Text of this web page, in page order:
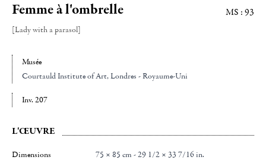
Femme à l'ombrelle
[Lady with a parasol]
MS : 93
Musée
Courtauld Institute of Art, Londres - Royaume-Uni
Inv. 207
L'ŒUVRE
Dimensions 75 × 85 cm - 29 1/2 × 33 7/16 in.